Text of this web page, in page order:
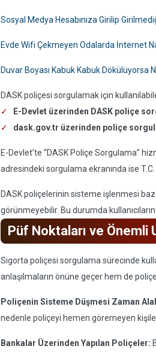
Sosyal Medya Hesabınıza Girilip
Evde Wifi Çekmeyen Odalarda İnternet
Duvar Boyası Kabuk Kabuk Dökülüyorsa
DASK poliçesi sorgulamak için
E-Devlet üzerinden DASK poliçe
dask.gov.tr üzerinden poliçe
E-Devlet’te “DASK Poliçe Sorgulama”
adresindeki sorgulama ekranında ise
DASK poliçelerinin sisteme işlenmesi
görünmeyebilir. Bu durumda
Püf Noktaları ve Önemli
Sigorta poliçesi sorgulama sürecinde
anlaşılmaların önüne geçer hem de
Poliçenin Sisteme Düşmesi Zaman
nedenle poliçeyi hemen göremeyen
Bankalar Üzerinden Yapılan Poliçeler: